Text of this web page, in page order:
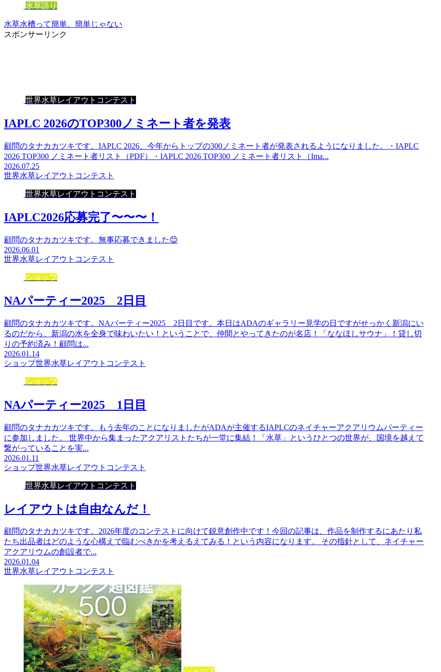
水草語り
水草水槽って簡単、簡単じゃない
スポンサーリンク
世界水草レイアウトコンテスト
IAPLC 2026のTOP300ノミネート者を発表
顧問のタナカカツキです。IAPLC 2026、今年からトップの300ノミネート者が発表されるようになりました。・IAPLC
2026 TOP300 ノミネート者リスト（PDF）・IAPLC 2026 TOP300 ノミネート者リスト（Ima...
2026.07.25
世界水草レイアウトコンテスト
世界水草レイアウトコンテスト
IAPLC2026応募完了〜〜〜！
顧問のタナカカツキです。無事応募できました😊
2026.06.01
世界水草レイアウトコンテスト
ショップ
NAパーティー2025 2日目
顧問のタナカカツキです。NAパーティー2025 2日目です。本日はADAのギャラリー見学の日ですがせっかく新潟にい
るのだから、新潟の水を全身で味わいたい！ということで、仲間とやってきたのが名店！「ななほしサウナ」！貸し切
りの予約済み！顧問は...
2026.01.14
ショップ世界水草レイアウトコンテスト
ショップ
NAパーティー2025 1日目
顧問のタナカカツキです。もう去年のことになりましたがADAが主催するIAPLCのネイチャーアクアリウムパーティー
に参加しました。 世界中から集まったアクアリストたちが一堂に集結！「水草」というひとつの世界が、国境を越えて
繋がっていることを実...
2026.01.11
ショップ世界水草レイアウトコンテスト
世界水草レイアウトコンテスト
レイアウトは自由なんだ！
顧問のタナカカツキです。2026年度のコンテストに向けて鋭意創作中です！今回の記事は、作品を制作するにあたり私
たち出品者はどのような心構えで臨むべきかを考えるえてみる！という内容になります。 その指針として、ネイチャー
アクアリウムの創設者で...
2026.01.04
世界水草レイアウトコンテスト